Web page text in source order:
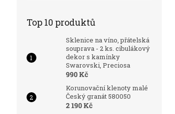
Top 10 produktů
Sklenice na víno, přátelská
souprava - 2 ks. cibulákový
dekor s kamínky
Swarovski, Preciosa
990 Kč
Korunovační klenoty malé
Český granát 580050
2 190 Kč